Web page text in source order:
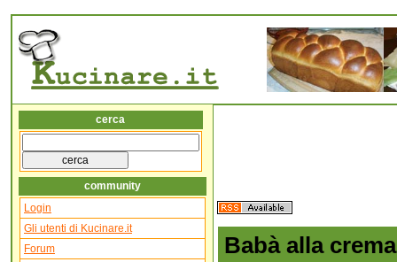
cerca
community
Login
Gli utenti di Kucinare.it
Forum
Babà alla crema